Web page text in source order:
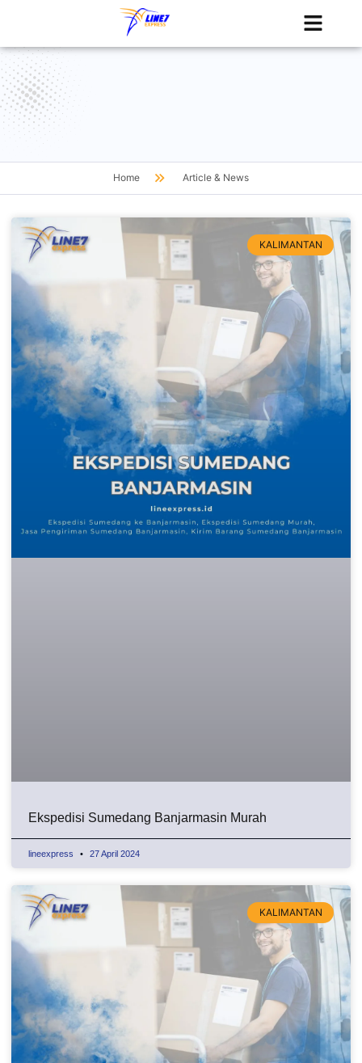
Home Article & News
KALIMANTAN
Ekspedisi Sumedang Banjarmasin Murah
lineexpress 27 April 2024
KALIMANTAN